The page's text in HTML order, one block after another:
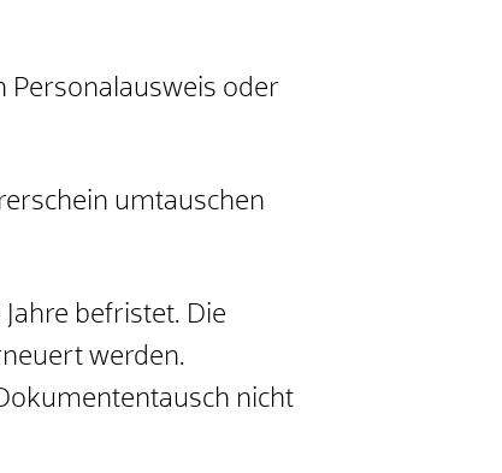
Personalausweis oder
umtauschen
befristet. Die
werden.
nicht